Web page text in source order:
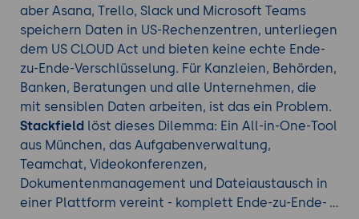
aber Asana, Trello, Slack und Microsoft Teams
speichern Daten in US-Rechenzentren, unterliegen
dem US CLOUD Act und bieten keine echte Ende-
zu-Ende-Verschlüsselung. Für Kanzleien, Behörden,
Banken, Beratungen und alle Unternehmen, die
mit sensiblen Daten arbeiten, ist das ein Problem.
Stackfieldlöst dieses Dilemma: Ein All-in-One-Tool
aus München, das Aufgabenverwaltung,
Teamchat, Videokonferenzen,
Dokumentenmanagement und Dateiaustausch in
einer Plattform vereint - komplett Ende-zu-Ende-